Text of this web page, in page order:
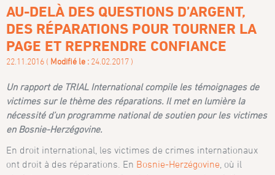
AU-DELÀ DES QUESTIONS D’ARGENT,
DES RÉPARATIONS POUR TOURNER LA
PAGE ET REPRENDRE CONFIANCE
22.11.2016 ( Modifié le : 24.02.2017 )
Un rapport de TRIAL International compile les témoignages de
victimes sur le thème des réparations. Il met en lumière la
nécessité d’un programme national de soutien pour les victimes
en Bosnie-Herzégovine.
En droit international, les victimes de crimes internationaux
ont droit à des réparations. En Bosnie-Herzégovine , où il